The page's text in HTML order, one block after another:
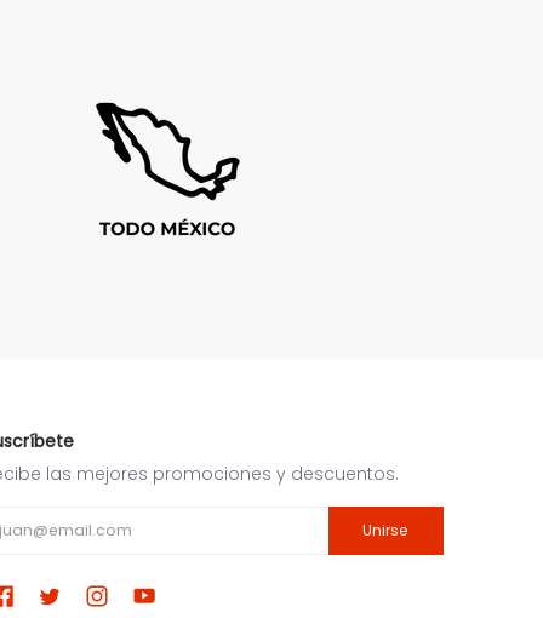
las mejores promociones y descuentos.
Unirse